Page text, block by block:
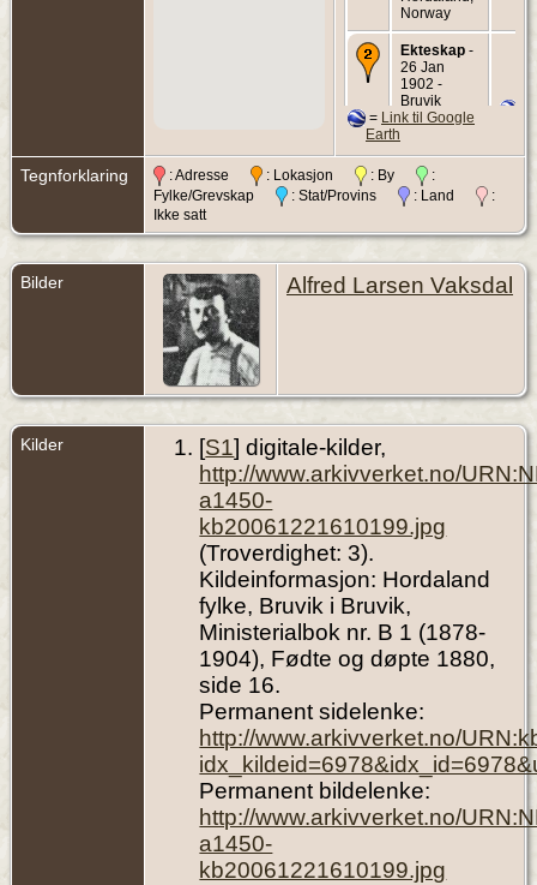
Norway
Ekteskap -
26 Jan
1902 -
Bruvik
Kirke,
Hordaland,
Norway
Død- 30
Dale,
Hordaland,
Norway
Hordaland,
= Link til Google
Earth
Tegnforklaring : Adresse : Lokasjon : By
:
Fylke/Grevskap
: Stat/Provins : Land
:
Ikke satt
Bilder Alfred Larsen Vaksdal
Kilder [S1] digitale-kilder,
http://www.arkivverket.no/
a1450-
kb20061221610199.jpg
(Troverdighet: 3).
Kildeinformasjon: Hordaland
fylke, Bruvik i Bruvik,
Ministerialbok nr. B 1 (1878-
1904), Fødte og døpte 1880,
side 16.
Permanent sidelenke:
http://www.arkivverket.no/
Permanent bildelenke:
http://www.arkivverket.no/
a1450-
kb20061221610199.jpg